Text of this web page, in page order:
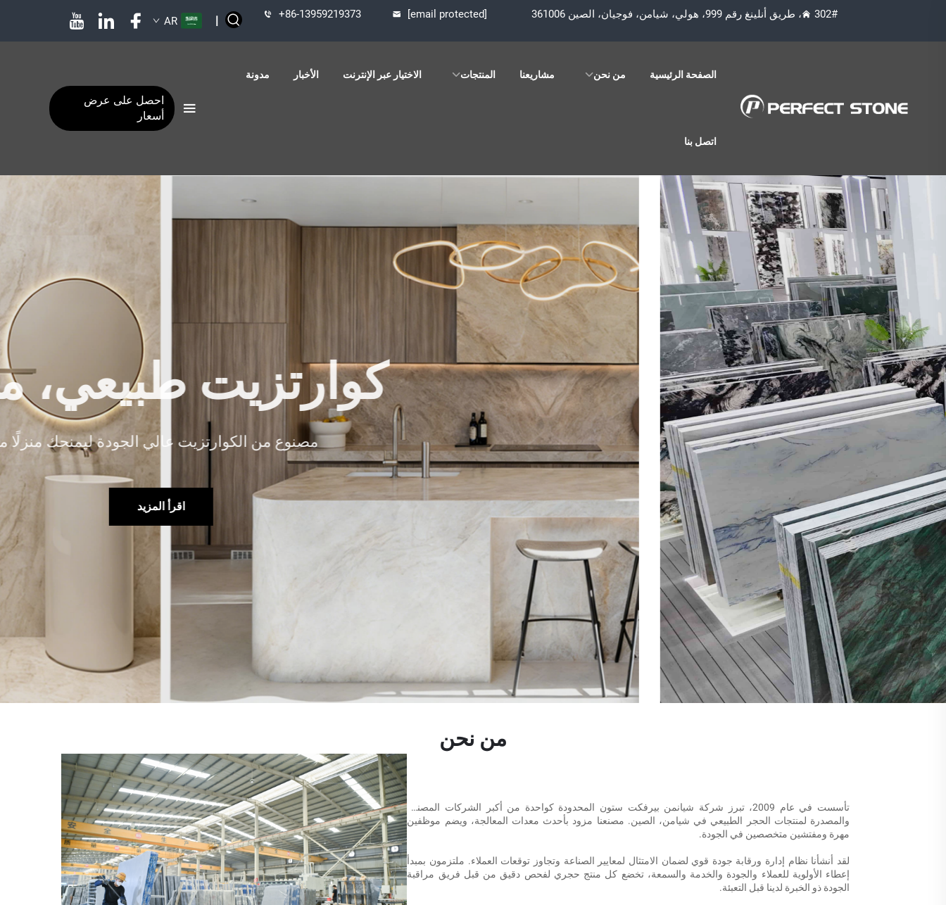
302#، طريق أنلينغ رقم 999، هولي، شيامن، فوجيان، الصين 361006 +86-13959219373 [email protected]
|
AR
الصفحة الرئيسية من نحن مشاريعنا المنتجات الاختيار عبر الإنترنت الأخبار مدونة
اتصل بنا
احصل على عرض
أسعار
كوارتزيت طبيعي، منزل أنيق
مصنوع من الكوارتزيت عالي الجودة ليمنحك منزلًا متينًا وبديعًا ومثاليًا
من نحن
تأسست في عام 2009، تبرز شركة شيانمن بيرفكت ستون المحدودة كواحدة من أكبر الشركات المصنعة
والمصدرة لمنتجات الحجر الطبيعي في شيامن، الصين. مصنعنا مزود بأحدث معدات المعالجة، ويضم موظفين
مهرة ومفتشين متخصصين في الجودة.
لقد أنشأنا نظام إدارة ورقابة جودة قوي لضمان الامتثال لمعايير الصناعة وتجاوز توقعات العملاء. ملتزمون بمبدأ
إعطاء الأولوية للعملاء والجودة والخدمة والسمعة، تخضع كل منتج حجري لفحص دقيق من قبل فريق مراقبة
الجودة ذو الخبرة لدينا قبل التعبئة.